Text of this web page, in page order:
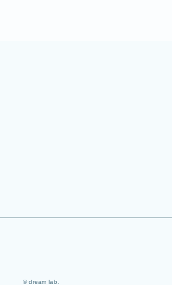
© dream lab.